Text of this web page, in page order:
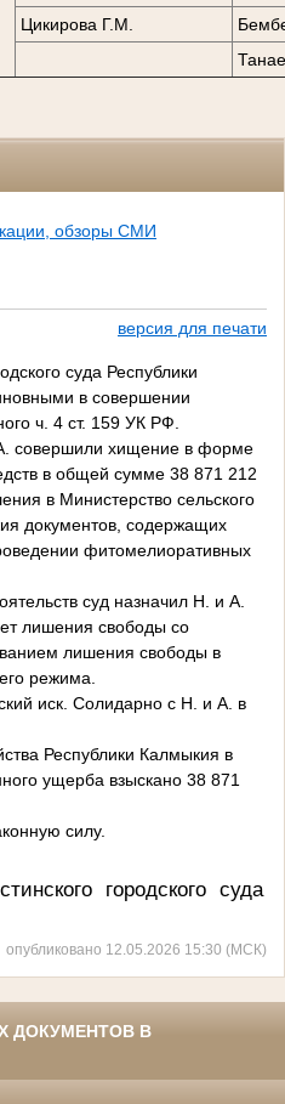
Цикирова Г.М.
обзоры СМИ
версия для печати
суда Республики
в совершении
ч. 4 ст. 159 УК РФ.
совершили хищение в форме
в общей сумме 38 871 212
в Министерство сельского
документов, содержащих
фитомелиоративных
суд назначил Н. и А.
лишения свободы со
лишения свободы в
режима.
иск. Солидарно с Н. и А. в
Республики Калмыкия в
ущерба взыскано 38 871
силу.
городского суда
опубликовано 12.05.2026 15:30 (МСК)
ДОКУМЕНТОВ В